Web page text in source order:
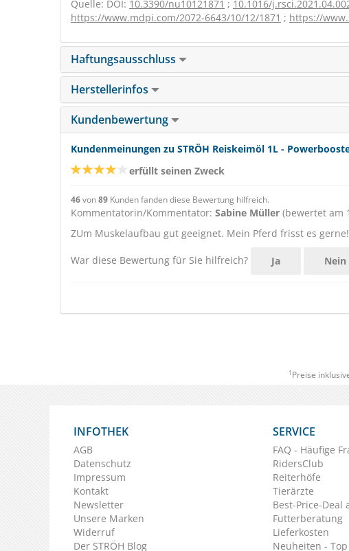
Quelle: DOI: 10.3390/nu10121871 ; 10.1016/
https://www.mdpi.com/2072-6643/10/12/1871 ; https://
Haftungsausschluss
Herstellerinfos
Kundenbewertung
Kundenmeinungen zu STRÖH Reiskeimöl 1L -
erfüllt seinen Zweck
46von89 Kunden fanden diese Bewertung hilfreich.
Kommentatorin/Kommentator: Sabine Müller (bewertet am
ZUm Muskelaufbau gut geeignet. Mein Pferd frisst es gerne!
War diese Bewertung für Sie hilfreich? Ja Nein
1 Preise
INFOTHEK
AGB
Datenschutz
Impressum
Kontakt
Newsletter
Unsere Marken
Widerruf
Der STRÖH Blog
SERVICE
FAQ - Häufige
RidersClub
Reiterhöfe
Tierärzte
Best-Price-Deal
Futterberatung
Lieferkosten
Neuheiten -